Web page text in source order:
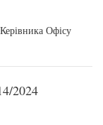
Офісу
2024